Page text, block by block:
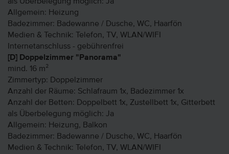
Allgemein: Heizung
Badezimmer: Badewanne / Dusche, WC, Haarfön
Medien & Technik: Telefon, TV, WLAN/WIFI
Internetanschluss - gebührenfrei
[D] Doppelzimmer "Panorama"
mind. 16 m²
Zimmertyp: Doppelzimmer
Anzahl der Räume: Schlafraum 1x, Badezimmer 1x
Anzahl der Betten: Doppelbett 1x, Zustellbett 1x, Gitterbett
als Überbelegung möglich: Ja
Allgemein: Heizung, Balkon
Badezimmer: Badewanne / Dusche, WC, Haarfön
Medien & Technik: Telefon, TV, WLAN/WIFI